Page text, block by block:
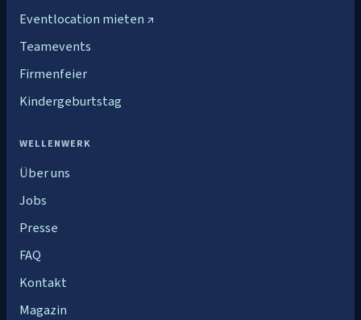
Eventlocation mieten ↗
Teamevents
Firmenfeier
Kindergeburtstag
WELLENWERK
Über uns
Jobs
Presse
FAQ
Kontakt
Magazin